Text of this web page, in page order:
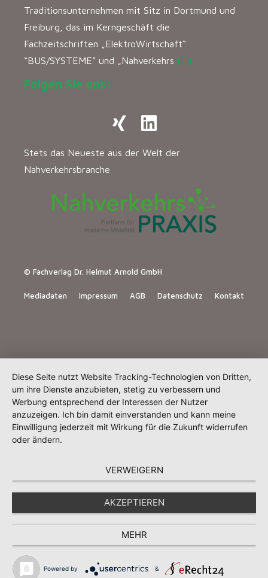
Traditionsunternehmen mit Sitz in Dortmund und
Freiburg, das im Kerngeschäft die
Fachzeitschriften „ElektroWirtschaft“
“BUS/SYSTEME” und „Nahverkehrs […]
Folgen Sie uns:
Stets das Neueste aus der Welt der
Nahverkehrsbranche
© Fachverlag Dr. Helmut Arnold GmbH
Mediadaten Impressum AGB Datenschutz Kontakt
Diese Seite nutzt Website Tracking-Technologien von Dritten,
um ihre Dienste anzubieten, stetig zu verbessern und
Werbung entsprechend der Interessen der Nutzer
anzuzeigen. Ich bin damit einverstanden und kann meine
Einwilligung jederzeit mit Wirkung für die Zukunft widerrufen
oder ändern.
VERWEIGERN
AKZEPTIEREN
MEHR
Powered by &